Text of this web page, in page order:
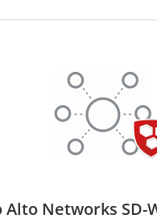
Alto Networks SD-